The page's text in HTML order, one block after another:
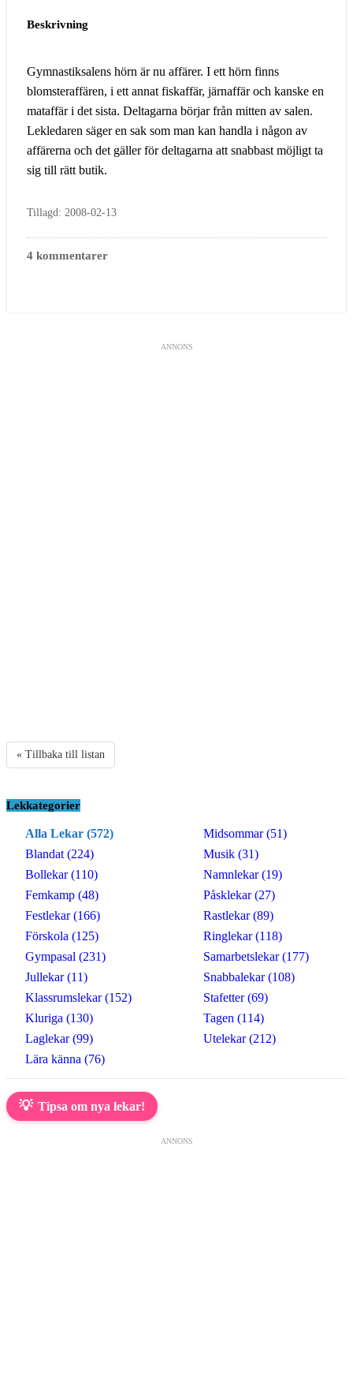
Beskrivning
Gymnastiksalens hörn är nu affärer. I ett hörn finns
blomsteraffären, i ett annat fiskaffär, järnaffär och kanske en
mataffär i det sista. Deltagarna börjar från mitten av salen.
Lekledaren säger en sak som man kan handla i någon av
affärerna och det gäller för deltagarna att snabbast möjligt ta
sig till rätt butik.
Tillagd: 2008-02-13
4 kommentarer
ANNONS
« Tillbaka till listan
Lekkategorier
Alla Lekar (572)
Blandat (224)
Bollekar (110)
Femkamp (48)
Festlekar (166)
Förskola (125)
Gympasal (231)
Jullekar (11)
Klassrumslekar (152)
Kluriga (130)
Laglekar (99)
Lära känna (76)
Midsommar (51)
Musik (31)
Namnlekar (19)
Påsklekar (27)
Rastlekar (89)
Ringlekar (118)
Samarbetslekar (177)
Snabbalekar (108)
Stafetter (69)
Tagen (114)
Utelekar (212)
💡 Tipsa om nya lekar!
ANNONS